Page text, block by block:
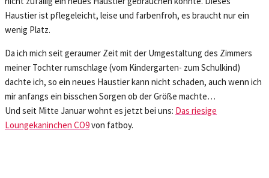
Haustier ist pflegeleicht, leise und farbenfroh, es braucht nur ein
wenig Platz.
Da ich mich seit geraumer Zeit mit der Umgestaltung des Zimmers
meiner Tochter rumschlage (vom Kindergarten- zum Schulkind)
dachte ich, so ein neues Haustier kann nicht schaden, auch wenn ich
mir anfangs ein bisschen Sorgen ob der Größe machte…
Und seit Mitte Januar wohnt es jetzt bei uns: Das riesige
Loungekaninchen CO9von fatboy.